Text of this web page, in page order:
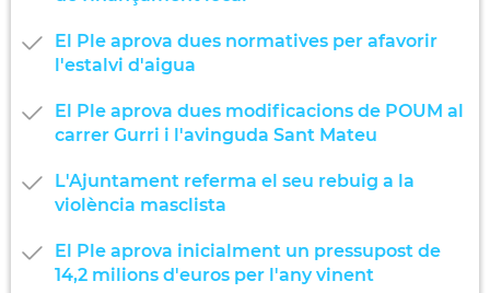
El Ple aprova dues normatives per afavorir
l'estalvi d'aigua
El Ple aprova dues modificacions de POUM al
carrer Gurri i l'avinguda Sant Mateu
L'Ajuntament referma el seu rebuig a la
violència masclista
El Ple aprova inicialment un pressupost de
14,2 milions d'euros per l'any vinent